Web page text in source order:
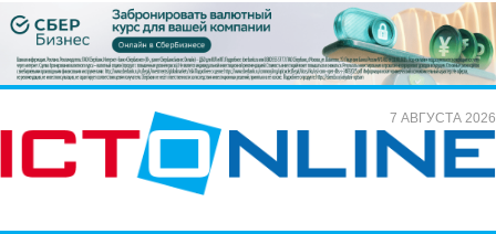
7 АВГУСТА 2026